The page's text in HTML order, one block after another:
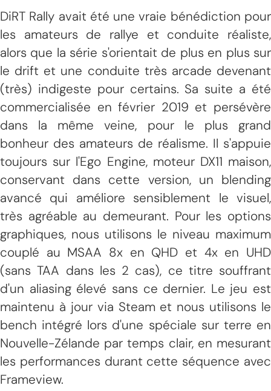
DiRT Rally avait été une vraie bénédiction pour
les amateurs de rallye et conduite réaliste,
alors que la série s'orientait de plus en plus sur
le drift et une conduite très arcade devenant
(très) indigeste pour certains. Sa suite a été
commercialisée en février 2019 et persévère
dans la même veine, pour le plus grand
bonheur des amateurs de réalisme. Il s'appuie
toujours sur l'Ego Engine, moteur DX11 maison,
conservant dans cette version, un blending
avancé qui améliore sensiblement le visuel,
très agréable au demeurant. Pour les options
graphiques, nous utilisons le niveau maximum
couplé au MSAA 8x en QHD et 4x en UHD
(sans TAA dans les 2 cas), ce titre souffrant
d'un aliasing élevé sans ce dernier. Le jeu est
maintenu à jour via Steam et nous utilisons le
bench intégré lors d'une spéciale sur terre en
Nouvelle-Zélande par temps clair, en mesurant
les performances durant cette séquence avec
Frameview.